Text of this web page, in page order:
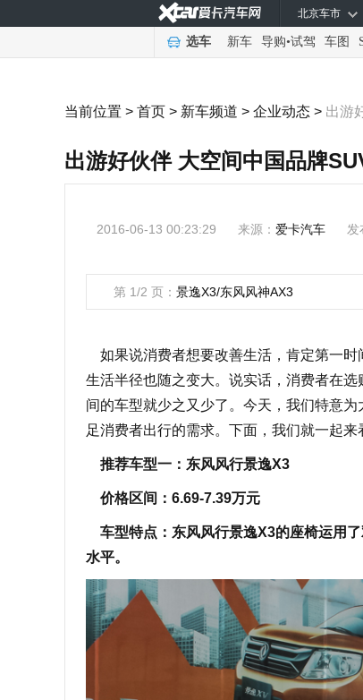
北京车市
选车 新车 导购•试驾 车图
当前位置 > 首页 > 新车频道 > 企业动态 > 出游
出游好伙伴 大空间中国品牌
2016-06-13 00:23:29 来源： 爱卡汽车 发
第 1/2 页： 景逸X3/东风风神AX3
如果说消费者想要改善生活，肯定第一时
生活半径也随之变大。说实话，消费者在
间的车型就少之又少了。今天，我们特意
足消费者出行的需求。下面，我们就一起来
推荐车型一：东风风行景逸X3
价格区间：6.69-7.39万元
车型特点：东风风行景逸X3的座椅运用
水平。